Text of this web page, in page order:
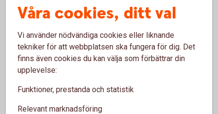
Blankett återbetalningsskydd (pdf)
Ansök
Våra cookies, ditt val
Vi använder nödvändiga cookies eller liknande
tekniker för att webbplatsen ska fungera för dig. Det
finns även cookies du kan välja som förbättrar din
upplevelse:
Funktioner, prestanda och statistik
Relevant marknadsföring